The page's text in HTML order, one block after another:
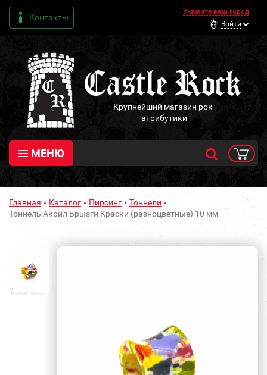
Контакты
Укажите ваш город
Войти
Крупнейший магазин рок-
атрибутики
МЕНЮ
Главная Каталог Пирсинг
Тоннели
Тоннель Акрил Брызги Краски (разноцветные) 10 мм